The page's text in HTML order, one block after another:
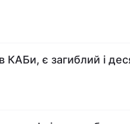
КАБи, є загиблий і